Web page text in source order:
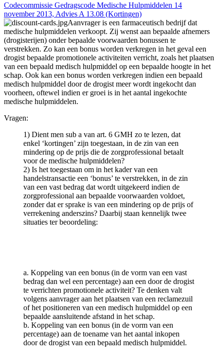
Codecommissie Gedragscode Medische Hulpmiddelen 14
november 2013, Advies A 13.08 (Kortingen)
Aanvrager is een farmaceutisch bedrijf dat
medische hulpmiddelen verkoopt. Zij wenst aan bepaalde afnemers
(drogisterijen) onder bepaalde voorwaarden bonussen te
verstrekken. Zo kan een bonus worden verkregen in het geval een
drogist bepaalde promotionele activiteiten verricht, zoals het plaatsen
van een bepaald medisch hulpmiddel op een bepaalde hoogte in het
schap. Ook kan een bonus worden verkregen indien een bepaald
medisch hulpmiddel door de drogist meer wordt ingekocht dan
voorheen, oftewel indien er groei is in het aantal ingekochte
medische hulpmiddelen.
Vragen:
1) Dient men sub a van art. 6 GMH zo te lezen, dat
enkel ‘kortingen’ zijn toegestaan, in de zin van een
mindering op de prijs die de zorgprofessional betaalt
voor de medische hulpmiddelen?
2) Is het toegestaan om in het kader van een
handelstransactie een ‘bonus’ te verstrekken, in de zin
van een vast bedrag dat wordt uitgekeerd indien de
zorgprofessional aan bepaalde voorwaarden voldoet,
zonder dat er sprake is van een mindering op de prijs of
verrekening anderszins? Daarbij staan kennelijk twee
situaties ter beoordeling:
a. Koppeling van een bonus (in de vorm van een vast
bedrag dan wel een percentage) aan een door de drogist
te verrichten promotionele activiteit? Te denken valt
volgens aanvrager aan het plaatsen van een reclamezuil
of het positioneren van een medisch hulpmiddel op een
bepaalde aansluitende afstand in het schap.
b. Koppeling van een bonus (in de vorm van een
percentage) aan de toename van het aantal inkopen
door de drogist van een bepaald medisch hulpmiddel.